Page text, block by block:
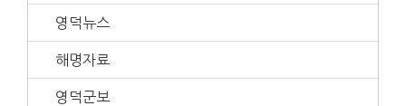
영덕뉴스
해명자료
영덕군보